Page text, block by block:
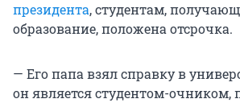
президента, студентам,
образование, положена отсрочка.
— Его папа взял справку в
он является студентом-очником,